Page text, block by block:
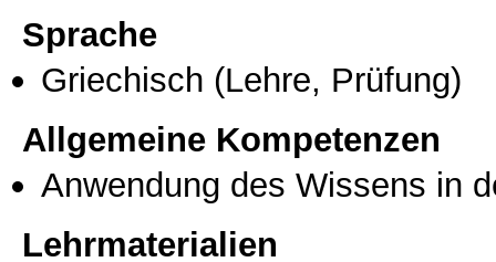
Sprache
Griechisch (Lehre, Prüfung)
Allgemeine Kompetenzen
Anwendung des Wissens in
Lehrmaterialien